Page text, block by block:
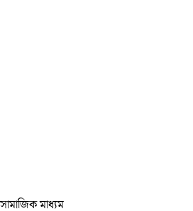
সামাজিক মাধ্যম